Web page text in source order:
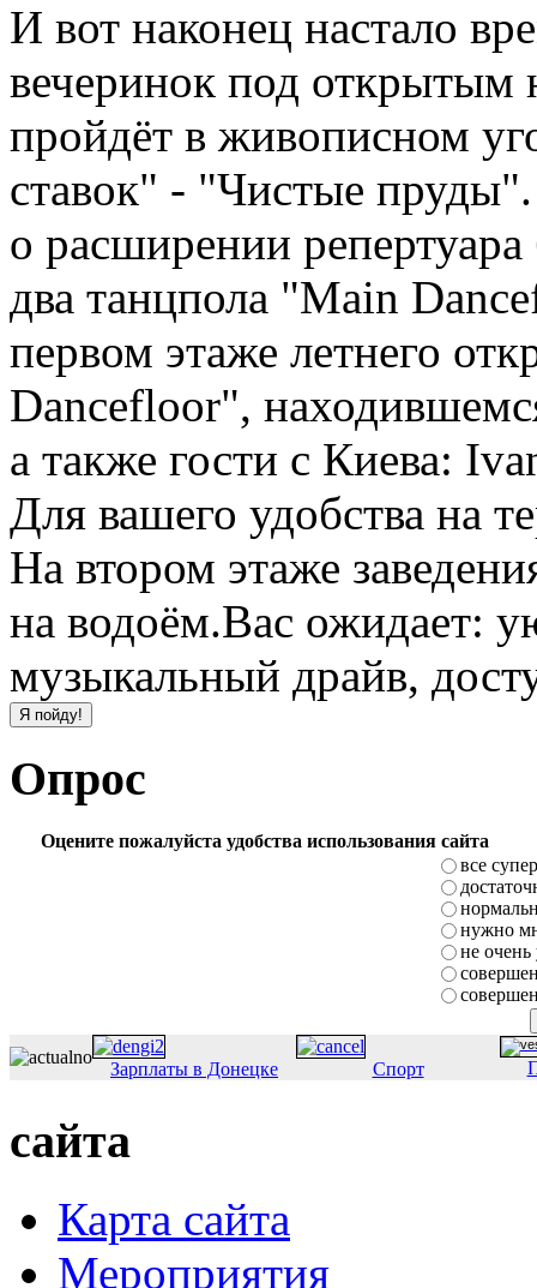
И вот наконец настало
вечеринок под открытым
пройдёт в живописном
ставок" - "Чистые
о расширении
два танцпола "Main
первом этаже летнего
Dancefloor",
а также гости с Киева:
Для вашего удобства на
На втором этаже
на водоём.Вас ожидает:
музыкальный драйв,
Опрос
Оцените пожалуйста удобства использования сайта
все супер
нужно
не очень
Зарплаты в Донецке Спорт
сайта
Карта сайта
Мероприятия